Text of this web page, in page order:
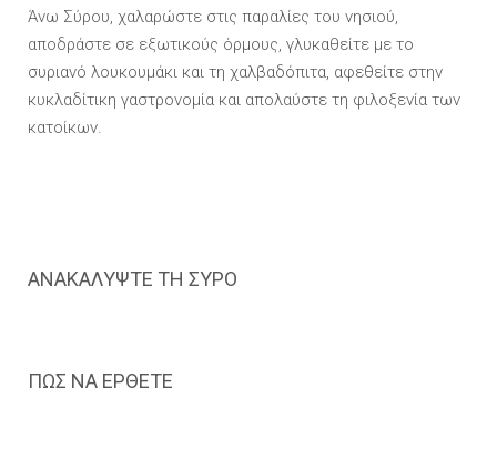
Άνω Σύρου, χαλαρώστε στις παραλίες του νησιού,
αποδράστε σε εξωτικούς όρμους, γλυκαθείτε με το
συριανό λουκουμάκι και τη χαλβαδόπιτα, αφεθείτε στην
κυκλαδίτικη γαστρονομία και απολαύστε τη φιλοξενία των
κατοίκων.
ΑΝΑΚΑΛΥΨΤΕ ΤΗ ΣΥΡΟ
ΠΩΣ ΝΑ ΕΡΘΕΤΕ